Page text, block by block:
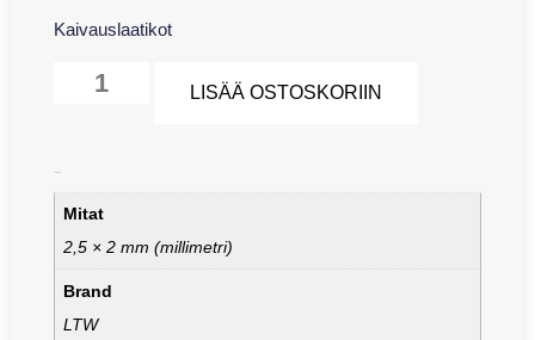
Kaivauslaatikot
LISÄÄ OSTOSKORIIN
Mitat
2,5 × 2 mm (millimetri)
Brand
LTW